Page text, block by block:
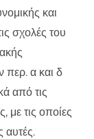
και
σχολές του
περ. α και δ
από τις
με τις οποίες
αυτές.